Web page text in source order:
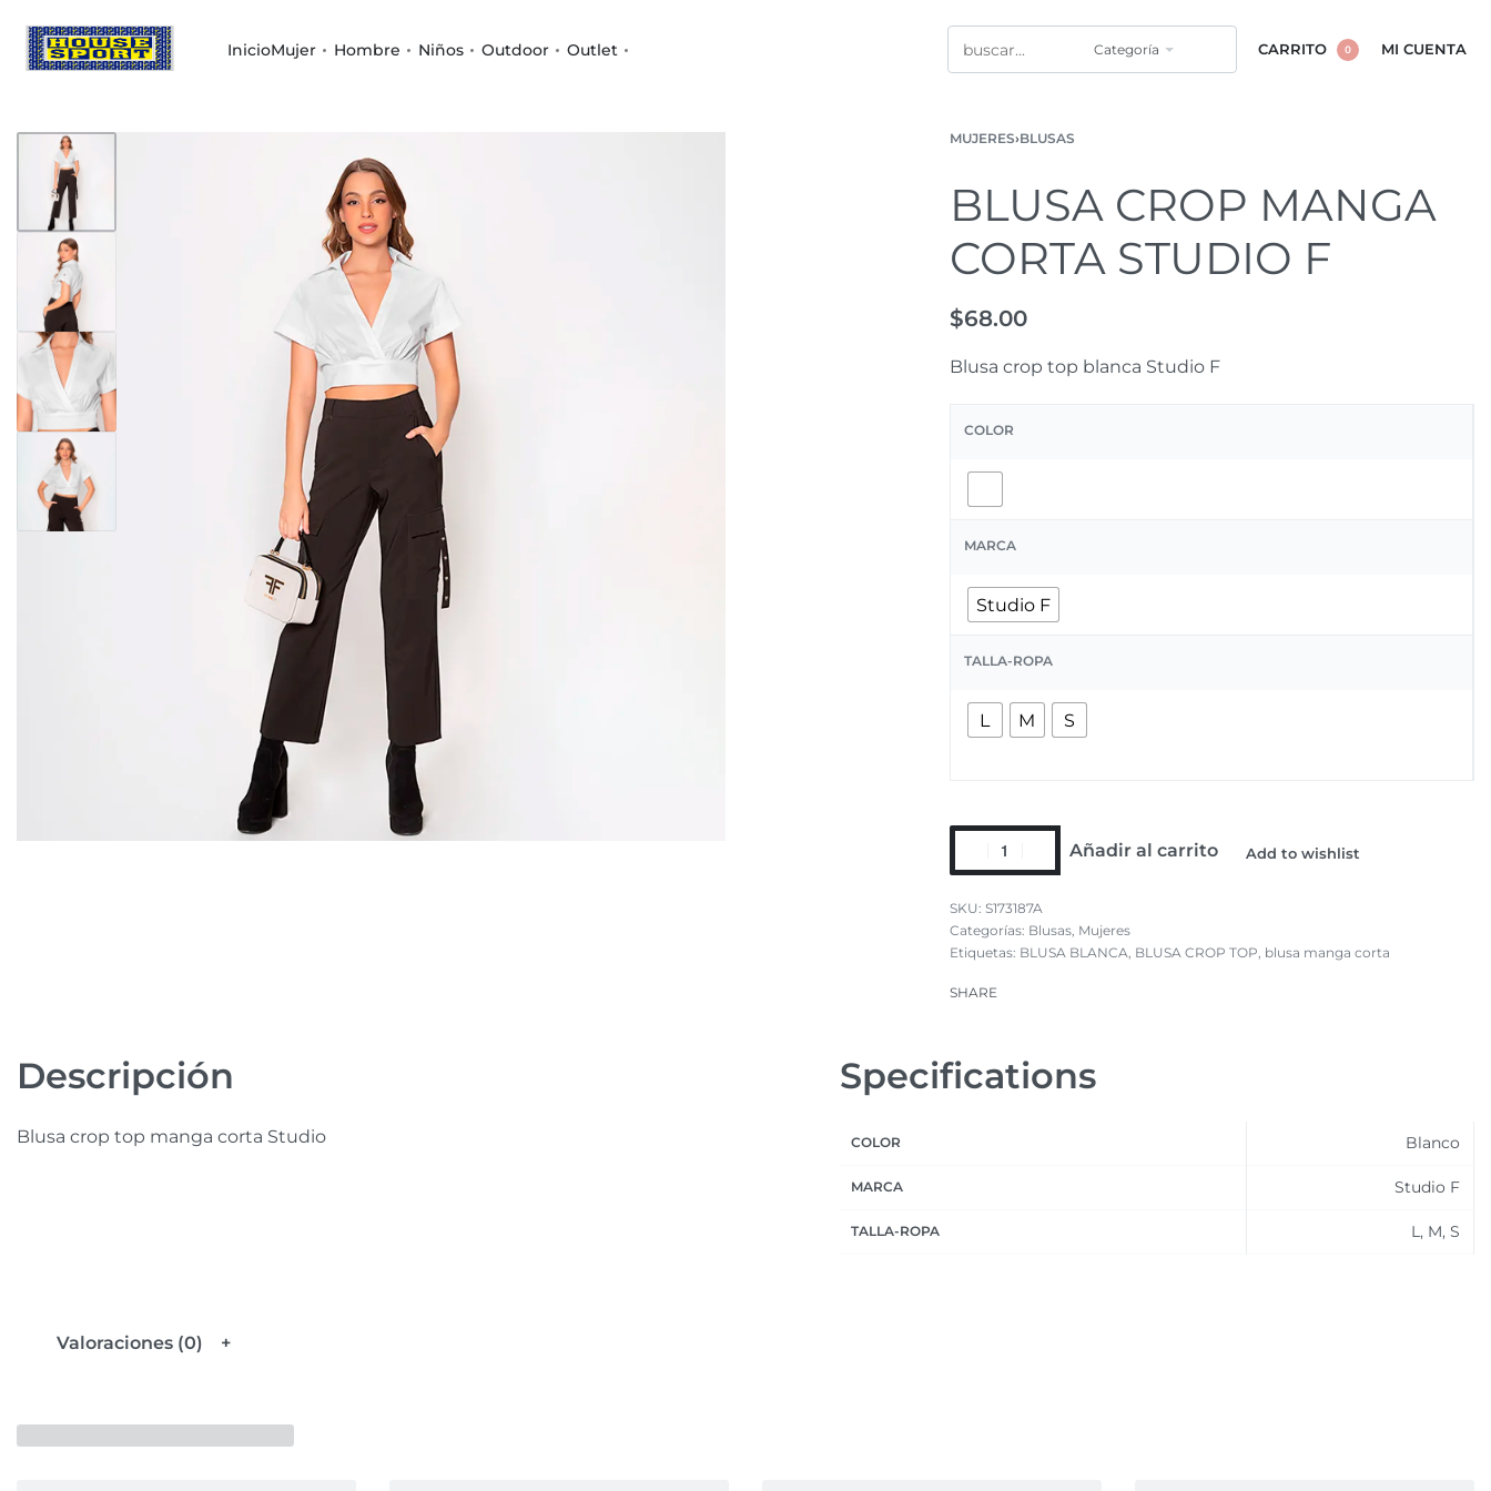
InicioMujer Hombre Niños Outdoor Outlet Categoría CARRITO 0 MI CUENTA
MUJERES›BLUSAS
BLUSA CROP MANGA
CORTA STUDIO F
$68.00
Blusa crop top blanca Studio F
COLOR
MARCA
Studio F
TALLA-ROPA
L M S
Añadir al carrito Add to wishlist
S173187A
Categorías: Blusas, Mujeres
Etiquetas: BLUSA BLANCA, BLUSA CROP TOP, blusa manga corta
SHARE
Descripción
Blusa crop top manga corta Studio
Specifications
COLOR Blanco
MARCA Studio F
TALLA-ROPA L, M, S
Valoraciones (0)